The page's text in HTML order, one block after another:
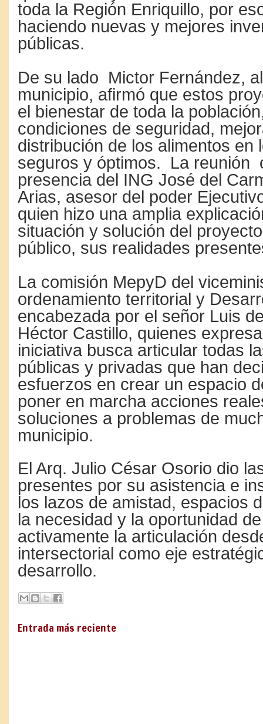
toda la Región Enriquillo, por
haciendo nuevas y mejores
públicas.
De su lado Mictor Fernández,
municipio, afirmó que estos
el bienestar de toda la
condiciones de seguridad,
distribución de los alimentos en
seguros y óptimos. La reunión
presencia del ING José del
Arias, asesor del poder
quien hizo una amplia
situación y solución del
público, sus realidades
La comisión MepyD del
ordenamiento territorial y
encabezada por el señor Luis
Héctor Castillo, quienes
iniciativa busca articular todas
públicas y privadas que han
esfuerzos en crear un espacio
poner en marcha acciones
soluciones a problemas de
municipio.
El Arq. Julio César Osorio dio
presentes por su asistencia e
los lazos de amistad, espacios
la necesidad y la oportunidad
activamente la articulación
intersectorial como eje
desarrollo.
Entrada más reciente